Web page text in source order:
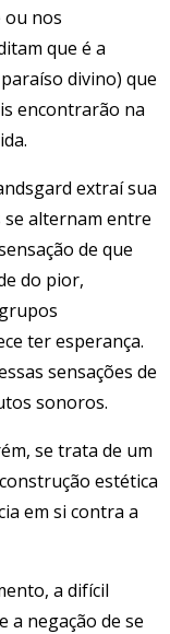
ou nos
que é a
divino) que
encontrarão na
extraí sua
se alternam entre
de que
do pior,
ter esperança.
sensações de
sonoros.
se trata de um
estética
em si contra a
a difícil
a negação de se